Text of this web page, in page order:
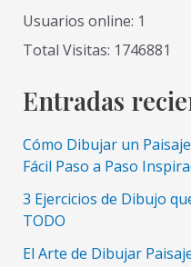
de
con
muy
y
Paso
a
Paso
Usuarios online: 1
Total Visitas: 1746881
Entradas
Cómo Dibujar un
Fácil Paso a Paso
3 Ejercicios de Dibujo
TODO
El Arte de Dibujar